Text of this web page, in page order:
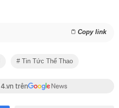
Copy link
Tin Tức Thể Thao
trên